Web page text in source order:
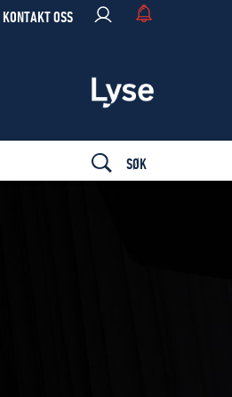
KONTAKT OSS
SØK